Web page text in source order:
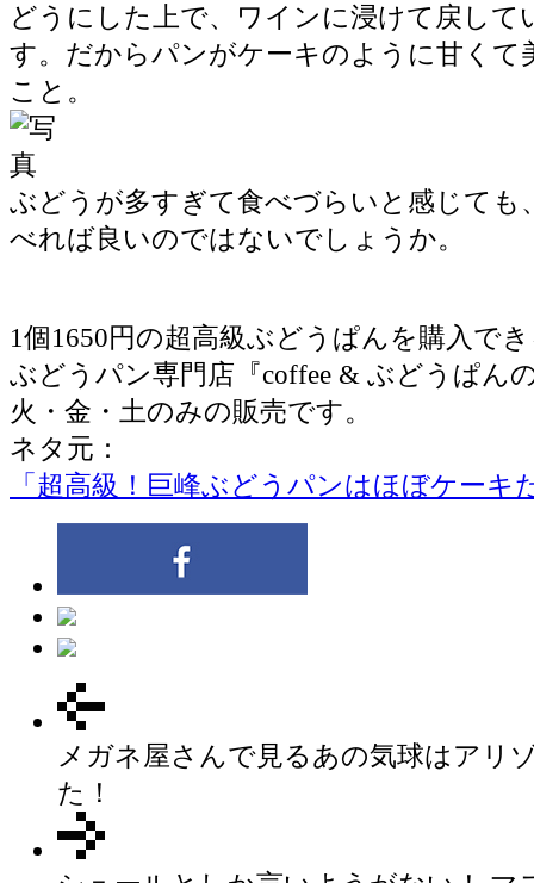
どうにした上で、ワインに浸けて戻して
す。だからパンがケーキのように甘くて
こと。
ぶどうが多すぎて食べづらいと感じても
べれば良いのではないでしょうか。
1個1650円の超高級ぶどうぱんを購入で
ぶどうパン専門店『coffee & ぶどうぱん
火・金・土のみの販売です。
ネタ元：
「超高級！巨峰ぶどうパンはほぼケーキ
メガネ屋さんで見るあの気球はアリ
た！